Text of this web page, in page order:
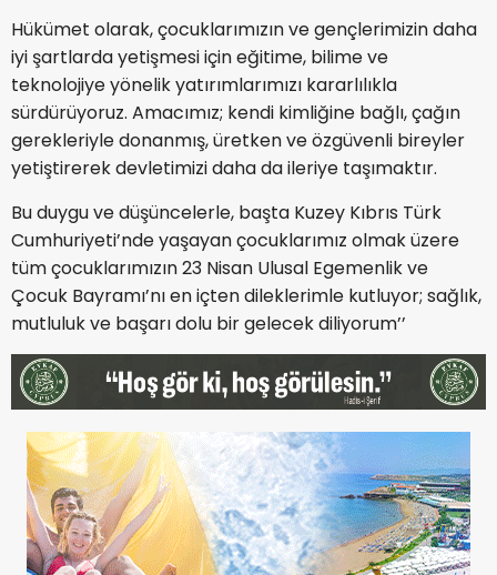
Hükümet olarak, çocuklarımızın ve gençlerimizin daha
iyi şartlarda yetişmesi için eğitime, bilime ve
teknolojiye yönelik yatırımlarımızı kararlılıkla
sürdürüyoruz. Amacımız; kendi kimliğine bağlı, çağın
gerekleriyle donanmış, üretken ve özgüvenli bireyler
yetiştirerek devletimizi daha da ileriye taşımaktır.
Bu duygu ve düşüncelerle, başta Kuzey Kıbrıs Türk
Cumhuriyeti’nde yaşayan çocuklarımız olmak üzere
tüm çocuklarımızın 23 Nisan Ulusal Egemenlik ve
Çocuk Bayramı’nı en içten dileklerimle kutluyor; sağlık,
mutluluk ve başarı dolu bir gelecek diliyorum’’